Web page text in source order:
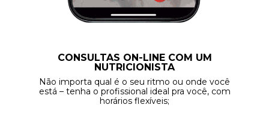
CONSULTAS ON-LINE COM UM
NUTRICIONISTA
Não importa qual é o seu ritmo ou onde você
está – tenha o profissional ideal pra você, com
horários flexíveis;